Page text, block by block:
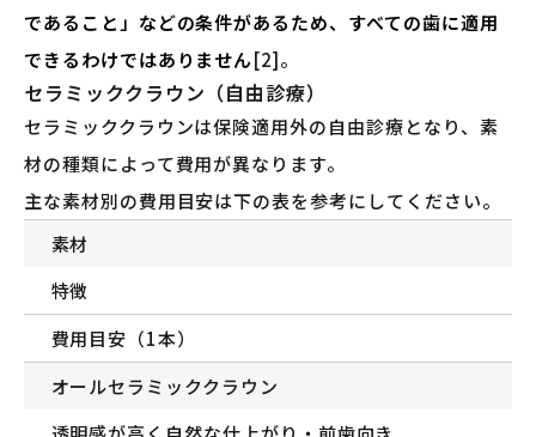
であること」などの条件があるため、すべての歯に適用
できるわけではありません[2]。
セラミッククラウン（自由診療）
セラミッククラウンは保険適用外の自由診療となり、素
材の種類によって費用が異なります。
主な素材別の費用目安は下の表を参考にしてください。
素材
特徴
費用目安（1本）
オールセラミッククラウン